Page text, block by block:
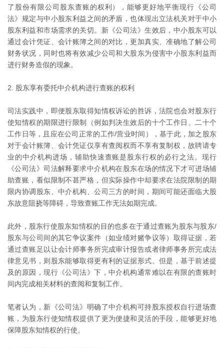
了股份有限公司股东查账的权利），能够更好地平衡现行《公司
法》规定与中小股东利益之间的矛盾，也体现出立法机关对于中小
股东利益和市场需求的关切。新《公司法》生效后，中小股东可以
通过会计凭证、会计账簿之间的对比，更加真实、准确地了解公司
财务状况，同时也将有效减少公司和大股东为侵害中小股东利益而
进行财务造假的现象。
2. 股东享有委托中介机构进行查账的权利
司法实践中，即便股东取得知情权诉讼的胜诉，法院也会对股东行
使知情权的期限进行限制（例如判决生效后的十个工作日、二十个
工作日等，且应在公司正常的工作/营业时间），基于此，加之股东
对于会计账簿、会计凭证仅享有查阅权而不享有复制权，故聘请专
业的中介机构进场，辅助快速查账是股东行权的必行之法。现行
《公司法》司法解释要求中介机构在股东在场的情况下才可进场辅
助查账，看似限制不甚严格，但实际操作中却要求在法院限制的期
限内协调股东、中介机构、公司三方的时间，期间可能还面临大股
东故意阻挠等障碍，导致查账工作无法如期完成。
此外，股东行使股东知情权的目的也多在于通过查账为股东与股东/
股东与公司间的其它争议案件（如业绩对赌争议等）取得证据，若
通过查账足以让会计师事务所完成审计报告或者律师事务所完成法
律意见书，则股东能够取得更有利的证据形式。但是，基于前述提
及的原因，现行《公司法》下，中介机构通常难以在有限的查账时
间内完成相关材料的查阅和复制工作。
笔者认为，新《公司法》明确了中介机构可持股东授权自行进场查
账，为股东行使知情权提供了更为便捷和灵活的手段，能够更好地
保障股东知情权的行使。